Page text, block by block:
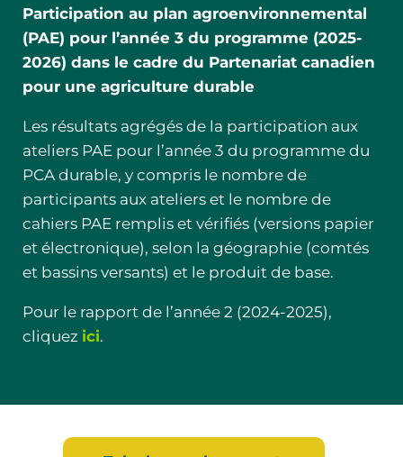
10:00am - 03:00pm ● Comté : Leeds &
Grenville ● Kemptville Ontario
16
Sep
PAE virtuel (Deux Sessions)
(Jour 1)
Aucune disponibilité Atelier
EN LIGNE, TÉLÉCOMMANDE
07:00pm - 09:30pm ● TÉLÉCOMMANDE
18
Sep
agroenvironnemental (Jour 1)
Participation au plan agroenvironnemental
(PAE) pour l’année 3 du programme (2025-
2026) dans le cadre du Partenariat canadien
pour une agriculture durable
Les résultats agrégés de la participation aux
ateliers PAE pour l’année 3 du programme du
PCA durable, y compris le nombre de
participants aux ateliers et le nombre de
cahiers PAE remplis et vérifiés (versions papier
et électronique), selon la géographie (comtés
et bassins versants) et le produit de base.
Pour le rapport de l’année 2 (2024-2025),
cliquez ici.